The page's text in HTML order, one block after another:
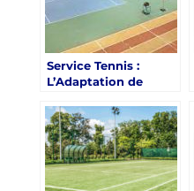
Service Tennis :
L’Adaptation de
Tennis à Mougins aux
Besoins des Clubs de
Tennis